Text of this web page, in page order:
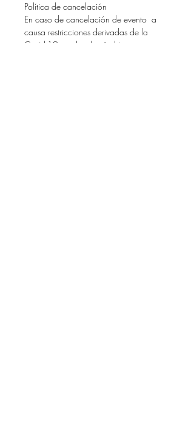
Política de cancelación
En caso de cancelación de evento a
causa restricciones derivadas de la
Covid-19, se devolverá el importe